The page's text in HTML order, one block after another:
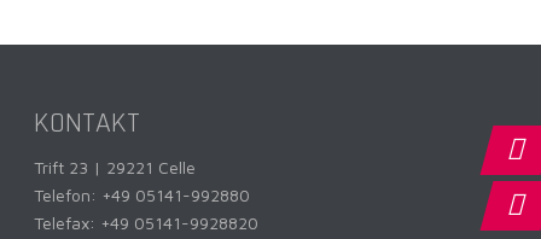
KONTAKT
Trift 23 | 29221 Celle
Telefon: +49 05141-992880
Telefax: +49 05141-9928820